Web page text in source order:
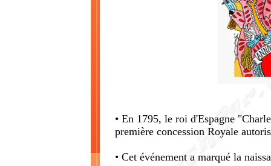
• En 1795, le roi d'Espagne
première concession Royale
• Cet événement a marqué la